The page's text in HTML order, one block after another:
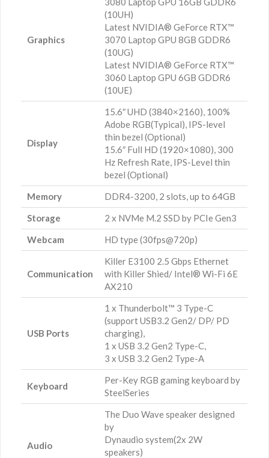
Graphics
(10UH)
Latest NVIDIA® GeForce RTX™
3070 Laptop GPU 8GB GDDR6
(10UG)
Latest NVIDIA® GeForce RTX™
3060 Laptop GPU 6GB GDDR6
(10UE)
Display
15.6″ UHD (3840×2160), 100%
Adobe RGB(Typical), IPS-level
thin bezel (Optional)
15.6″ Full HD (1920×1080), 300
Hz Refresh Rate, IPS-Level thin
bezel (Optional)
Memory
DDR4-3200, 2 slots, up to 64GB
Storage
2 x NVMe M.2 SSD by PCIe Gen3
Webcam
HD type (30fps@720p)
Communication
Killer E3100 2.5 Gbps Ethernet
with Killer Shied/ Intel® Wi-Fi 6E
AX210
USB Ports
1 x Thunderbolt™ 3 Type-C
(support USB3.2 Gen2/ DP/ PD
charging),
1 x USB 3.2 Gen2 Type-C,
3 x USB 3.2 Gen2 Type-A
Keyboard
Per-Key RGB gaming keyboard by
SteelSeries
Audio
The Duo Wave speaker designed
by
Dynaudio system(2x 2W
speakers)